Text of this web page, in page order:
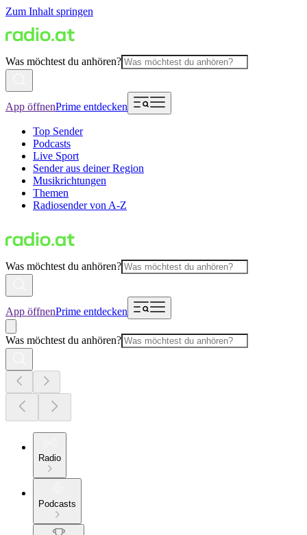
Zum Inhalt springen
Was möchtest du anhören?
App öffnenPrime entdecken
Top Sender
Podcasts
Live Sport
Sender aus deiner Region
Musikrichtungen
Themen
Radiosender von A-Z
Was möchtest du anhören?
App öffnenPrime entdecken
Was möchtest du anhören?
Radio
Podcasts